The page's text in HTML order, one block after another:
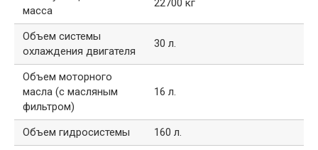
масса
22700 кг
Объем системы
охлаждения двигателя
30 л.
Объем моторного
масла (с масляным
фильтром)
16 л.
Объем гидросистемы
160 л.